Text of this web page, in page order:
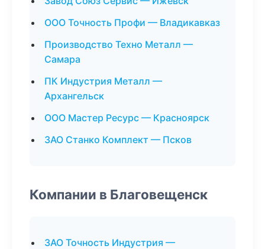
ООО Точность Профи — Владикавказ
Производство Техно Металл —
Самара
ПК Индустрия Металл —
Архангельск
ООО Мастер Ресурс — Красноярск
ЗАО Станко Комплект — Псков
Компании в Благовещенск
ЗАО Точность Индустрия —